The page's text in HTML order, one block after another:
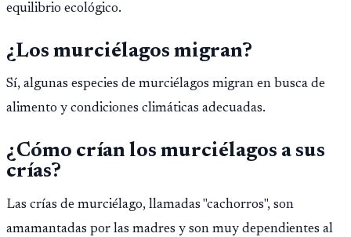
equilibrio ecológico.
¿Los murciélagos migran?
Sí, algunas especies de murciélagos migran en busca de
alimento y condiciones climáticas adecuadas.
¿Cómo crían los murciélagos a sus
crías?
Las crías de murciélago, llamadas "cachorros", son
amamantadas por las madres y son muy dependientes al